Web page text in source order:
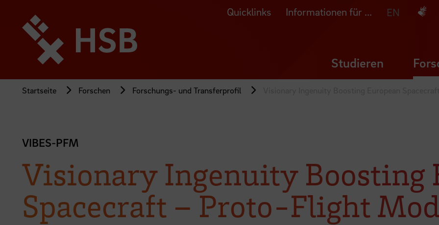
Seiteninhalt
springen
Quicklinks Informationen für ... EN
Studieren
Startseite Forschen Forschungs- und Transferprofil
VIBES-PFM
Visionary Ingenuity Boosting
Spacecraft – Proto-Flight